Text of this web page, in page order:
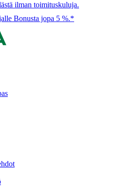
ilman toimituskuluja.
Bonusta jopa 5 %.*